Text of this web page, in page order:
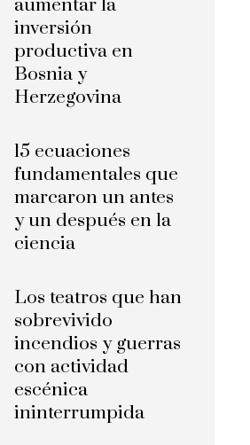
aumentar la
inversión
productiva en
Bosnia y
Herzegovina
15 ecuaciones
fundamentales que
marcaron un antes
y un después en la
ciencia
Los teatros que han
sobrevivido
incendios y guerras
con actividad
escénica
ininterrumpida